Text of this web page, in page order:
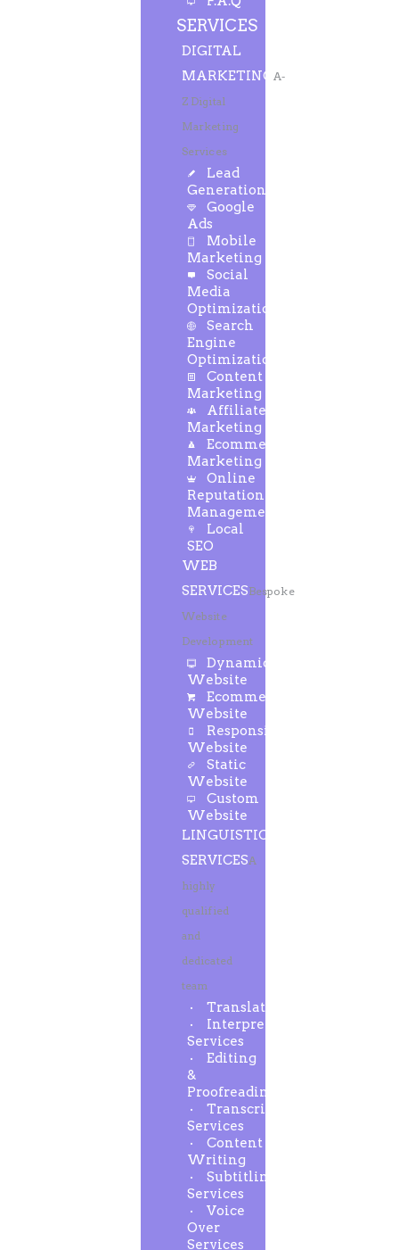
SERVICES
DIGITAL
MARKETING A-
Z Digital
Marketing
Services
Lead
Generation
Google
Ads
Mobile
Marketing
Social
Media
Optimization
Search
Engine
Optimization
Content
Marketing
Affiliate
Marketing
Ecommerce
Marketing
Online
Reputation
Management
Local
SEO
WEB
SERVICESBespoke
Website
Development
Dynamic
Website
Ecommerce
Website
Responsive
Website
Static
Website
Custom
Website
LINGUISTIC
SERVICESA
highly
qualified
and
dedicated
team
Translation
Interpreting
Services
Editing
&
Proofreading
Transcription
Services
Content
Writing
Subtitling
Services
Voice
Over
Services